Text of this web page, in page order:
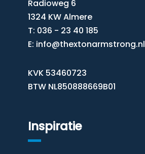
Radioweg 6
1324 KW Almere
T: 036 - 23 40 185
E: info@thextonarmstrong.nl
KVK 53460723
BTW NL850888669B01
Inspiratie